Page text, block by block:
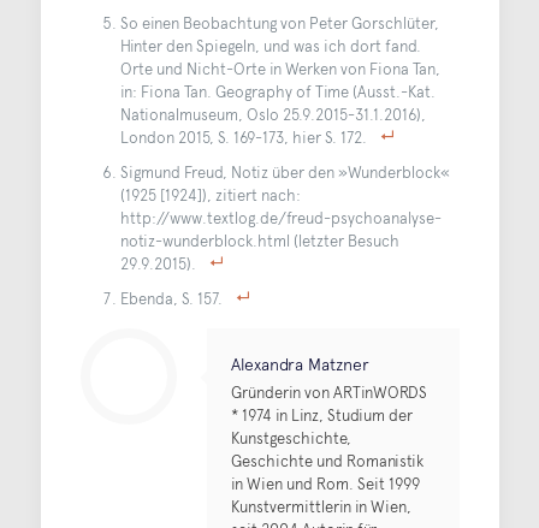
So einen Beobachtung von Peter Gorschlüter,
Hinter den Spiegeln, und was ich dort fand.
Orte und Nicht-Orte in Werken von Fiona Tan,
in: Fiona Tan. Geography of Time (Ausst.-Kat.
Nationalmuseum, Oslo 25.9.2015-31.1.2016),
London 2015, S. 169-173, hier S. 172.
Sigmund Freud, Notiz über den »Wunderblock«
(1925 [1924]), zitiert nach:
http://www.textlog.de/freud-psychoanalyse-
notiz-wunderblock.html (letzter Besuch
29.9.2015).
Ebenda, S. 157.
Alexandra Matzner
Gründerin von ARTinWORDS
* 1974 in Linz, Studium der
Kunstgeschichte,
Geschichte und Romanistik
in Wien und Rom. Seit 1999
Kunstvermittlerin in Wien,